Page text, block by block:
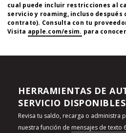
cual puede incluir restricciones al
servicio y roaming, incluso después
contrato). Consulta con tu
Visita apple.com/esim. para
HERRAMIENTAS DE
SERVICIO
Revisa tu saldo, recarga o administra
nuestra función de mensajes de texto